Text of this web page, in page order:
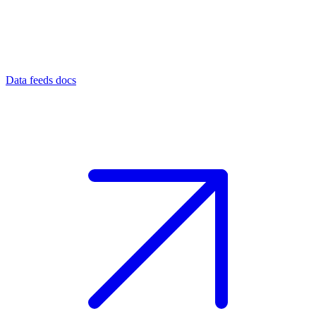
Data feeds docs